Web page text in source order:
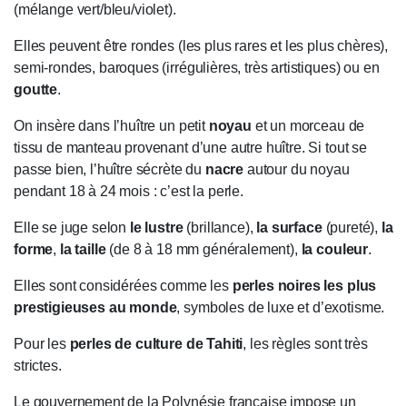
(mélange vert/bleu/violet).
Elles peuvent être rondes (les plus rares et les plus chères),
semi-rondes, baroques (irrégulières, très artistiques) ou en
goutte.
On insère dans l’huître un petit noyau et un morceau de
tissu de manteau provenant d’une autre huître. Si tout se
passe bien, l’huître sécrète du nacre autour du noyau
pendant 18 à 24 mois : c’est la perle.
Elle se juge selon le lustre(brillance), la surface(pureté), la
forme, la taille(de 8 à 18 mm généralement), la couleur.
Elles sont considérées comme les perles noires les plus
prestigieuses au monde, symboles de luxe et d’exotisme.
Pour les perles de culture de Tahiti, les règles sont très
strictes.
Le gouvernement de la Polynésie française impose un